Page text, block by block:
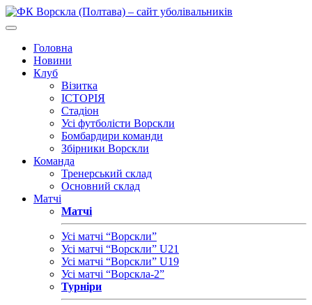
Головна
Новини
Клуб
Візитка
ІСТОРІЯ
Стадіон
Усі футболісти Ворскли
Бомбардири команди
Збірники Ворскли
Команда
Тренерський склад
Основний склад
Матчі
Матчі
Усі матчі “Ворскли”
Усі матчі “Ворскли” U21
Усі матчі “Ворскли” U19
Усі матчі “Ворскла-2”
Турніри